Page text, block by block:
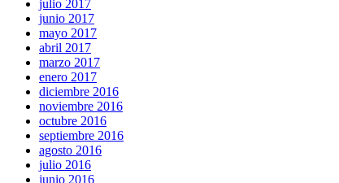
julio 2017
junio 2017
mayo 2017
abril 2017
marzo 2017
enero 2017
diciembre 2016
noviembre 2016
octubre 2016
septiembre 2016
agosto 2016
julio 2016
junio 2016